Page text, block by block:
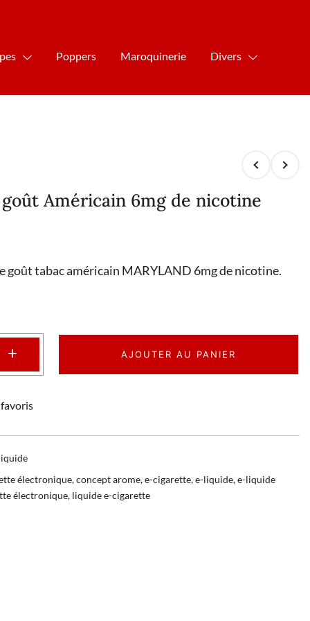
Poppers Maroquinerie Divers
Américain 6mg de nicotine
goût tabac américain MARYLAND 6mg de nicotine.
+ AJOUTER AU PANIER
électronique,concept arome,e-cigarette,e-liquide,e-liquide
électronique, liquide e-cigarette